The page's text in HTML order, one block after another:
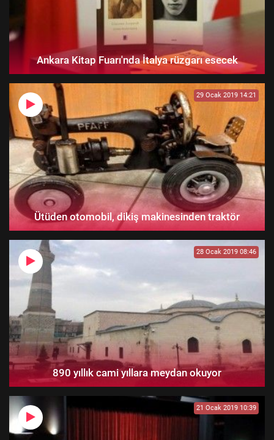
Ankara Kitap Fuarı'nda İtalya rüzgarı esecek
29 Ocak 2019 14:21
Ütüden otomobil, dikiş makinesinden traktör
28 Ocak 2019 08:46
890 yıllık cami yıllara meydan okuyor
21 Ocak 2019 10:39